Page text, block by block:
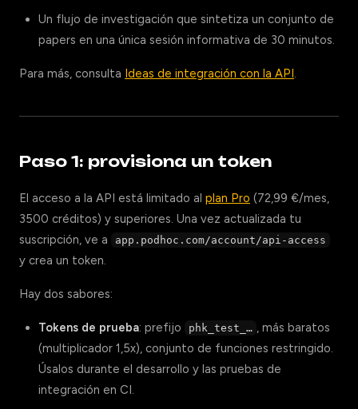
Un flujo de investigación que sintetiza un conjunto de
papers en una única sesión informativa de 30 minutos.
Para más, consulta Ideas de integración con la API.
Paso 1: provisiona un token
El acceso a la API está limitado al plan Pro (72,99 €/mes,
3500 créditos) y superiores. Una vez actualizada tu
suscripción, ve a
app.podhoc.com/account/api-access
y crea un token.
Hay dos sabores:
Tokens de prueba: prefijo phk_test_… , más baratos
(multiplicador 1,5x), conjunto de funciones restringido.
Úsalos durante el desarrollo y las pruebas de
integración en CI.